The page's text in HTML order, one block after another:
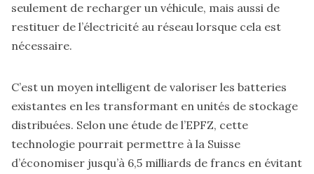
seulement de recharger un véhicule, mais aussi de
restituer de l’électricité au réseau lorsque cela est
nécessaire.
C’est un moyen intelligent de valoriser les batteries
existantes en les transformant en unités de stockage
distribuées. Selon une étude de l’EPFZ, cette
technologie pourrait permettre à la Suisse
d’économiser jusqu’à 6,5 milliards de francs en évitant